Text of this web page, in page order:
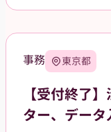
職場です。
調剤業務や立ち
れまでの専門知
職場です。
事務 東京都
【受付終了
ター、データ